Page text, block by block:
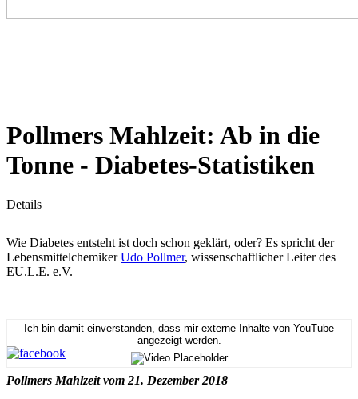
Pollmers Mahlzeit: Ab in die
Tonne - Diabetes-Statistiken
Details
Wie Diabetes entsteht ist doch schon geklärt, oder? Es spricht der
LebensmittelchemikerUdo Pollmer, wissenschaftlicher Leiter des
EU.L.E. e.V.
Ich bin damit einverstanden, dass mir externe Inhalte von YouTube
angezeigt werden.
Pollmers Mahlzeit vom 21. Dezember 2018